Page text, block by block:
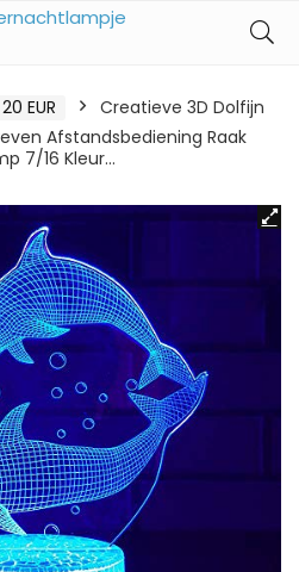
EUR
Creatieve 3D Dolfijn
Afstandsbediening Raak
7/16 Kleur…